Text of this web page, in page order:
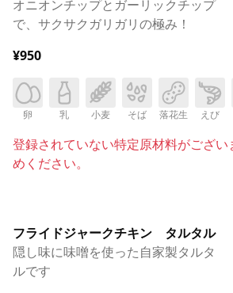
オニオンチップとガーリックチップ
で、サクサクガリガリの極み！
¥950
卵 乳 小麦 そば 落花生 えび
登録されていない特定原材料がござ
めください。
フライドジャークチキン タルタル
隠し味に味噌を使った自家製タルタ
ルです